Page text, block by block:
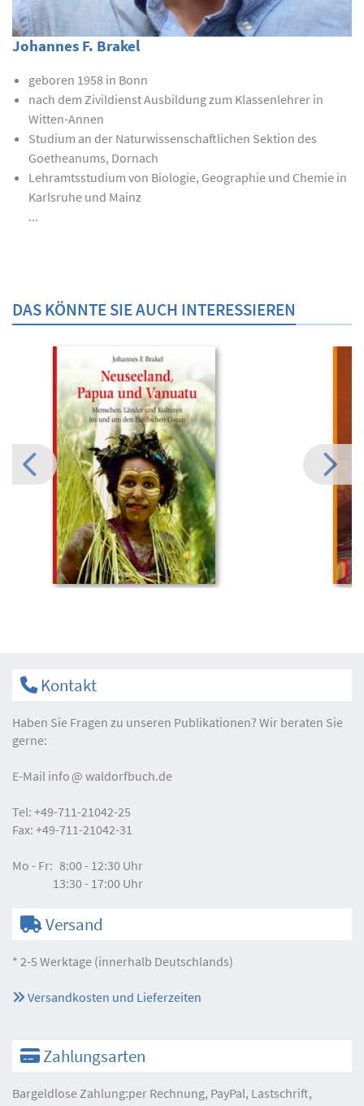
Johannes F. Brakel
geboren 1958 in Bonn
nach dem Zivildienst Ausbildung zum Klassenlehrer in
Witten-Annen
Studium an der Naturwissenschaftlichen Sektion des
Goetheanums, Dornach
Lehramtsstudium von Biologie, Geographie und Chemie in
Karlsruhe und Mainz
...
DAS KÖNNTE SIE AUCH INTERESSIEREN
Kontakt
Haben Sie Fragen zu unseren Publikationen? Wir beraten Sie
gerne:
E-Mail info waldorfbuch.de
Tel: +49-711-21042-25
Fax: +49-711-21042-31
Mo - Fr: 8:00 - 12:30 Uhr
13:30 - 17:00 Uhr
Versand
* 2-5 Werktage (innerhalb Deutschlands)
Versandkosten und Lieferzeiten
Zahlungsarten
Bargeldlose Zahlung:per Rechnung, PayPal, Lastschrift,